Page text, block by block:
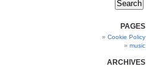
PAGES
Cookie Policy
music
ARCHIVES